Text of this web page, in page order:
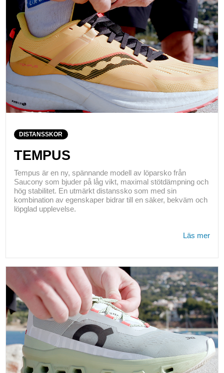
DISTANSSKOR
TEMPUS
Tempus är en ny, spännande modell av löparsko från
Saucony som bjuder på låg vikt, maximal stötdämpning och
hög stabilitet. En utmärkt distanssko som med sin
kombination av egenskaper bidrar till en säker, bekväm och
löpglad upplevelse.
Läs mer